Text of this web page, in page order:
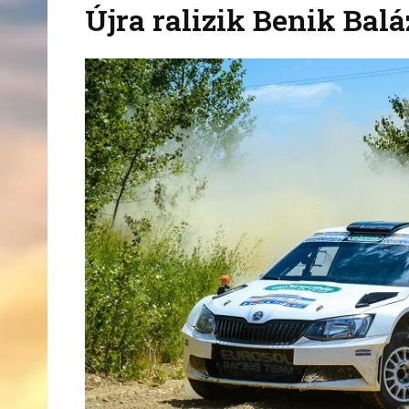
Újra ralizik Benik